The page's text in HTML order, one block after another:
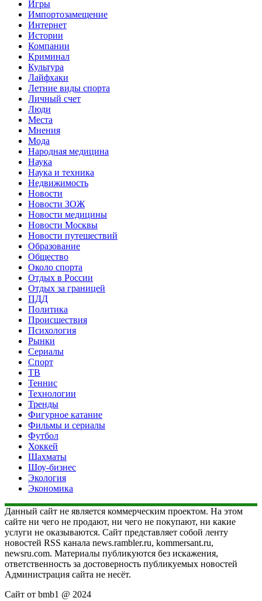
Игры
Импортозамещение
Интернет
Истории
Компании
Криминал
Культура
Лайфхаки
Летние виды спорта
Личный счет
Люди
Места
Мнения
Мода
Народная медицина
Наука
Наука и техника
Недвижимость
Новости
Новости ЗОЖ
Новости медицины
Новости Москвы
Новости путешествий
Образование
Общество
Около спорта
Отдых в России
Отдых за границей
ПДД
Политика
Происшествия
Психология
Рынки
Сериалы
Спорт
ТВ
Теннис
Технологии
Тренды
Фигурное катание
Фильмы и сериалы
Футбол
Хоккей
Шахматы
Шоу-бизнес
Экология
Экономика
Данный сайт не является коммерческим проектом. На этом
сайте ни чего не продают, ни чего не покупают, ни какие
услуги не оказываются. Сайт представляет собой ленту
новостей RSS канала news.rambler.ru, kommersant.ru,
newsru.com. Материалы публикуются без искажения,
ответственность за достоверность публикуемых новостей
Администрация сайта не несёт.
Сайт от bmb1 @ 2024